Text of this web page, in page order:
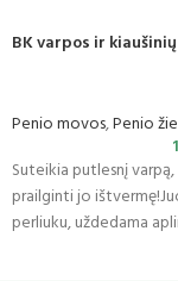
BK varpos ir
Penio movos,Penio
Suteikia putlesnį
prailginti jo
perliuku, uždedama